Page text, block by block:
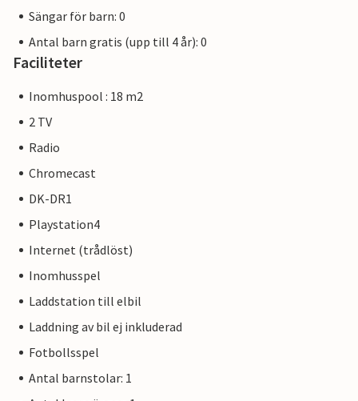
Sängar för barn: 0
Antal barn gratis (upp till 4 år): 0
Faciliteter
Inomhuspool : 18 m2
2 TV
Radio
Chromecast
DK-DR1
Playstation4
Internet (trådlöst)
Inomhusspel
Laddstation till elbil
Laddning av bil ej inkluderad
Fotbollsspel
Antal barnstolar: 1